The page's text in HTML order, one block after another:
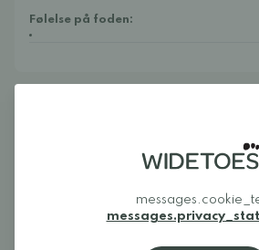
Følelse på foden:
Log ind og bedøm produktet
LOG IND